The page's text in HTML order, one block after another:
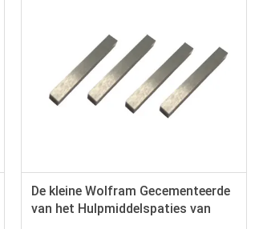
De kleine Wolfram Gecementeerde
van het Hulpmiddelspaties van